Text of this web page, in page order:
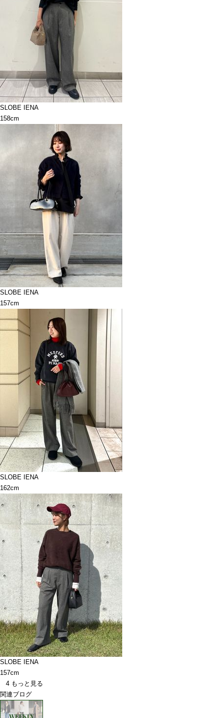
SLOBE IENA
158cm
SLOBE IENA
157cm
SLOBE IENA
162cm
SLOBE IENA
157cm
4 もっと見る
関連ブログ